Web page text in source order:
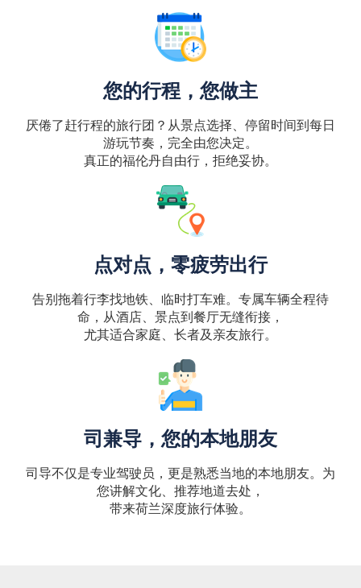
您的行程，您做主
厌倦了赶行程的旅行团？从景点选择、停留时间到每日
游玩节奏，完全由您决定。
真正的福伦丹自由行，拒绝妥协。
点对点，零疲劳出行
告别拖着行李找地铁、临时打车难。专属车辆全程待
命，从酒店、景点到餐厅无缝衔接，
尤其适合家庭、长者及亲友旅行。
司兼导，您的本地朋友
司导不仅是专业驾驶员，更是熟悉当地的本地朋友。为
您讲解文化、推荐地道去处，
带来荷兰深度旅行体验。